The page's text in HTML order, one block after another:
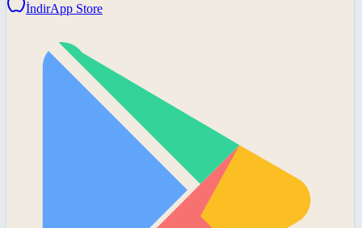
İndirApp Store